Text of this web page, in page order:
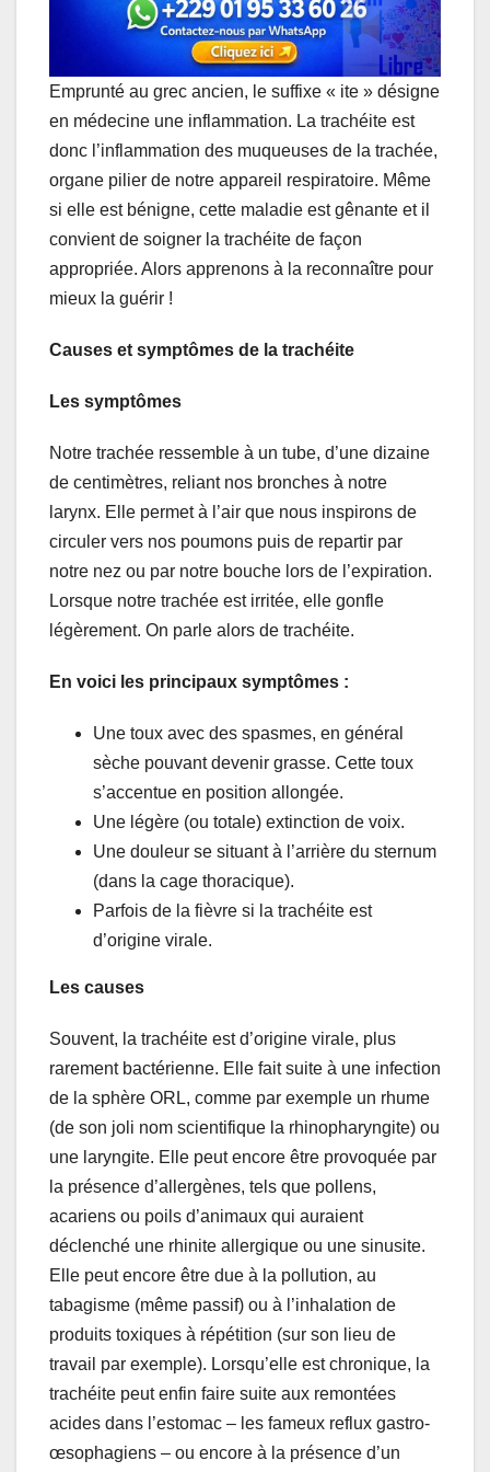
Emprunté au grec ancien, le suffixe « ite » désigne
en médecine une inflammation. La trachéite est
donc l’inflammation des muqueuses de la trachée,
organe pilier de notre appareil respiratoire. Même
si elle est bénigne, cette maladie est gênante et il
convient de soigner la trachéite de façon
appropriée. Alors apprenons à la reconnaître pour
mieux la guérir !
Causes et symptômes de la trachéite
Les symptômes
Notre trachée ressemble à un tube, d’une dizaine
de centimètres, reliant nos bronches à notre
larynx. Elle permet à l’air que nous inspirons de
circuler vers nos poumons puis de repartir par
notre nez ou par notre bouche lors de l’expiration.
Lorsque notre trachée est irritée, elle gonfle
légèrement. On parle alors de trachéite.
En voici les principaux symptômes :
Une toux avec des spasmes, en général
sèche pouvant devenir grasse. Cette toux
s’accentue en position allongée.
Une légère (ou totale) extinction de voix.
Une douleur se situant à l’arrière du sternum
(dans la cage thoracique).
Parfois de la fièvre si la trachéite est
d’origine virale.
Les causes
Souvent, la trachéite est d’origine virale, plus
rarement bactérienne. Elle fait suite à une infection
de la sphère ORL, comme par exemple un rhume
(de son joli nom scientifique la rhinopharyngite) ou
une laryngite. Elle peut encore être provoquée par
la présence d’allergènes, tels que pollens,
acariens ou poils d’animaux qui auraient
déclenché une rhinite allergique ou une sinusite.
Elle peut encore être due à la pollution, au
tabagisme (même passif) ou à l’inhalation de
produits toxiques à répétition (sur son lieu de
travail par exemple). Lorsqu’elle est chronique, la
trachéite peut enfin faire suite aux remontées
acides dans l’estomac – les fameux reflux gastro-
œsophagiens – ou encore à la présence d’un